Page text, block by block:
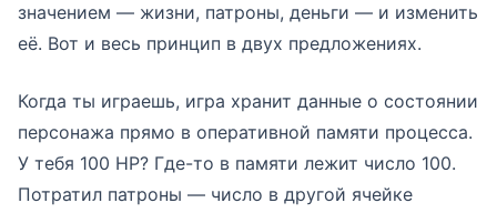
значением — жизни, патроны, деньги — и изменить
её. Вот и весь принцип в двух предложениях.
Когда ты играешь, игра хранит данные о состоянии
персонажа прямо в оперативной памяти процесса.
У тебя 100 HP? Где-то в памяти лежит число 100.
Потратил патроны — число в другой ячейке